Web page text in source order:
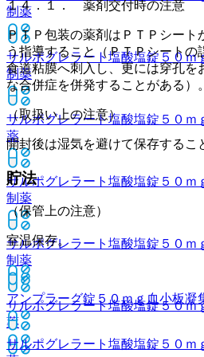
制薬
サルポグレラート塩酸塩錠５０ｍ
制薬
サルポグレラート塩酸塩錠５０ｍ
薬
サルポグレラート塩酸塩錠５０ｍ
制薬
サルポグレラート塩酸塩錠５０ｍ
制薬
サルポグレラート塩酸塩錠５０ｍ
薬
１４．１． 薬剤交付時の注意
ＰＴＰ包装の薬剤はＰＴＰシート
う指導すること（ＰＴＰシート
食道粘膜へ刺入し、更には穿孔を
な合併症を併発することがある）。
（取扱い上の注意）
開封後は湿気を避けて保存するこ
貯法
（保管上の注意）
室温保存。
アンプラーグ錠５０ｍｇ血小板凝
サルポグレラート塩酸塩錠５０ｍ